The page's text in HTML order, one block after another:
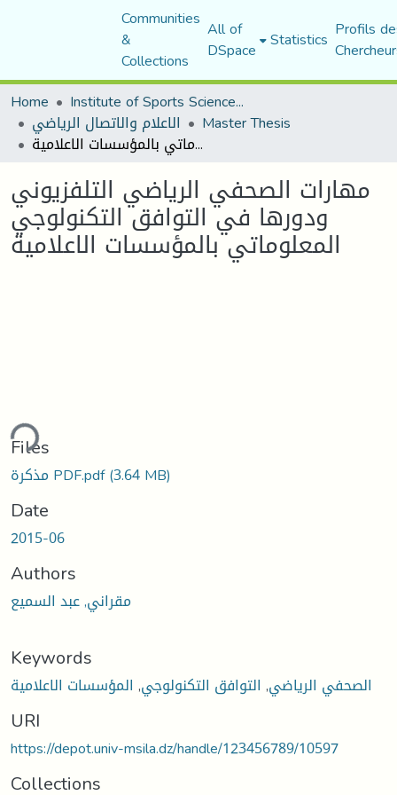
Communities
&
Collections
All of
DSpace Statistics Profils
Home
Institute of Sports Sciences and Techniques
الاعلام والاتصال الرياضي Master Thesis
مهارات الصحفي الرياضي التلفزيوني ودورها في التوافق التكنولوجي المعلوماتي بالمؤسسات الاعلامية
مهارات الصحفي الرياضي التلفزيوني
ودورها في التوافق التكنولوجي
المعلوماتي بالمؤسسات الاعلامية
Files
مذكرة PDF.pdf(3.64 MB)
Date
2015-06
Authors
مقراني, عبد السميع
Keywords
الصحفي الرياضي, التوافق التكنولوجي, المؤسسات الاعلامية
URI
https://depot.univ-msila.dz/handle/123456789/10597
Collections